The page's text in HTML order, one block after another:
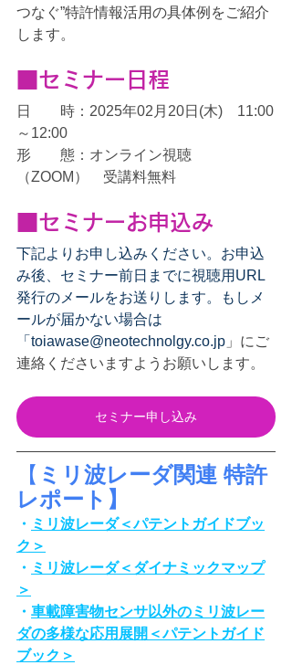
つなぐ”特許情報活用の具体例をご紹介
します。
■セミナー日程
日　　時：2025年02月20日(木)　11:00
～12:00
形　　態：オンライン視聴
（ZOOM）　受講料無料
■セミナーお申込み
下記よりお申し込みください。お申込
み後、セミナー前日までに視聴用URL
発行のメールをお送りします。もしメ
ールが届かない場合は
「toiawase@neotechnolgy.co.jp 」にご
連絡くださいますようお願いします。
セミナー申し込み
【 ミリ波レーダ関連 特許
レポート】
・ ミリ波レーダ＜パテントガイドブッ
ク＞
・ ミリ波レーダ＜ダイナミックマップ
＞
・ 車載障害物センサ以外のミリ波レー
ダの多様な応用展開＜パテントガイド
ブック＞